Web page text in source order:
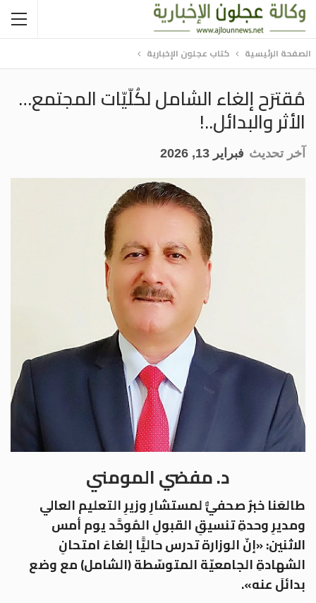
الصفحة الرئيسية كتاب عجلون الإخبارية
مُقترَح إلغاء الشامل لكُلّيّات المجتمع…
الأثر والبدائل..!
آخر تحديث فبراير 13, 2026
د. مفضي المومني
طالعَنا خبرٌ صحفيٌّ لمستشارِ وزيرِ التعليم العالي
ومديرِ وحدةِ تنسيقِ القبولِ المُوحَّد يوم أمس
الاثنين: «إنّ الوزارة تدرس حاليًّا إلغاءَ امتحانِ
الشهادةِ الجامعيّة المتوسّطة (الشامل) مع وضع
بدائلَ عنه».